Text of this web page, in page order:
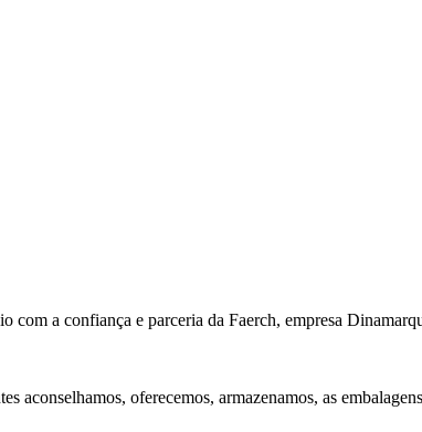
com a confiança e parceria da Faerch, empresa
aconselhamos, oferecemos, armazenamos, as